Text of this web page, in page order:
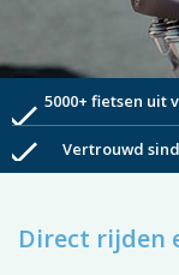
check5000+ fietsen uit
check Vertrouwd
Direct rijden